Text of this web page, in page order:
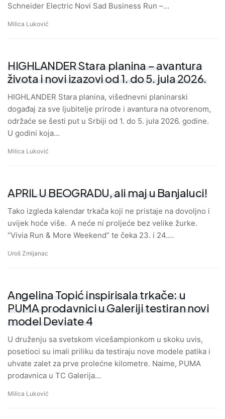
Schneider Electric Novi Sad Business Run –…
Milica Luković
HIGHLANDER Stara planina – avantura
života i novi izazovi od 1. do 5. jula 2026.
HIGHLANDER Stara planina, višednevni planinarski
događaj za sve ljubitelje prirode i avantura na otvorenom,
održaće se šesti put u Srbiji od 1. do 5. jula 2026. godine.
U godini koja…
Milica Luković
APRIL U BEOGRADU, ali maj u Banjaluci!
Tako izgleda kalendar trkača koji ne pristaje na dovoljno i
uvijek hoće više. A neće ni proljeće bez velike žurke.
“Vivia Run & More Weekend” te čeka 23. i 24.…
Uroš Zmijanac
Angelina Topić inspirisala trkače: u
PUMA prodavnici u Galeriji testiran novi
model Deviate 4
U druženju sa svetskom vicešampionkom u skoku uvis,
posetioci su imali priliku da testiraju nove modele patika i
uhvate zalet za prve prolećne kilometre. Naime, PUMA
prodavnica u TC Galerija…
Milica Luković